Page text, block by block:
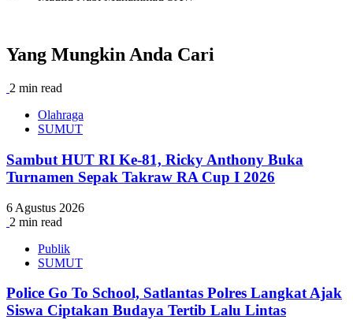
Yang Mungkin Anda Cari
2 min read
Olahraga
SUMUT
Sambut HUT RI Ke-81, Ricky Anthony Buka
Turnamen Sepak Takraw RA Cup I 2026
6 Agustus 2026
2 min read
Publik
SUMUT
Police Go To School, Satlantas Polres Langkat Ajak
Siswa Ciptakan Budaya Tertib Lalu Lintas